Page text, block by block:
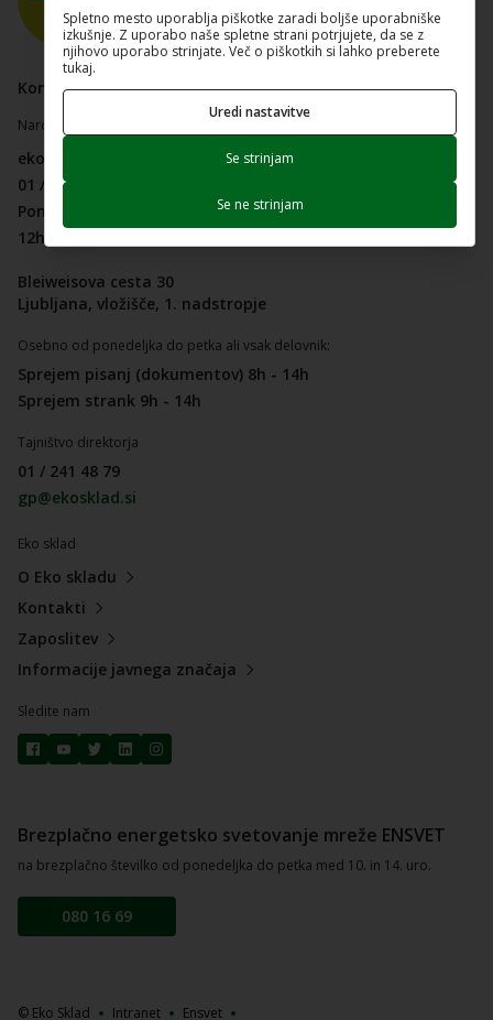
Kontakt in uradne ure za stranke
Naročanje na upravne storitve:
ekosklad@ekosklad.si
01 / 241 48 20
Ponedeljek, sreda in petek
12h - 14h
Bleiweisova cesta 30
Ljubljana, vložišče, 1. nadstropje
Osebno od ponedeljka do petka ali vsak delovnik:
Sprejem pisanj (dokumentov) 8h - 14h
Sprejem strank 9h - 14h
Tajništvo direktorja
01 / 241 48 79
gp@ekosklad.si
Eko sklad
O Eko skladu
Kontakti
Zaposlitev
Informacije javnega značaja
Sledite nam
Brezplačno energetsko svetovanje mreže ENSVET
na brezplačno številko od ponedeljka do petka med 10. in 14. uro.
080 16 69
© Eko Sklad Intranet Ensvet
Spletno mesto uporablja piškotke zaradi boljše uporabniške
izkušnje. Z uporabo naše spletne strani potrjujete, da se z
njihovo uporabo strinjate. Več o piškotkih si lahko preberete
tukaj.
Uredi nastavitve
Se strinjam
Se ne strinjam